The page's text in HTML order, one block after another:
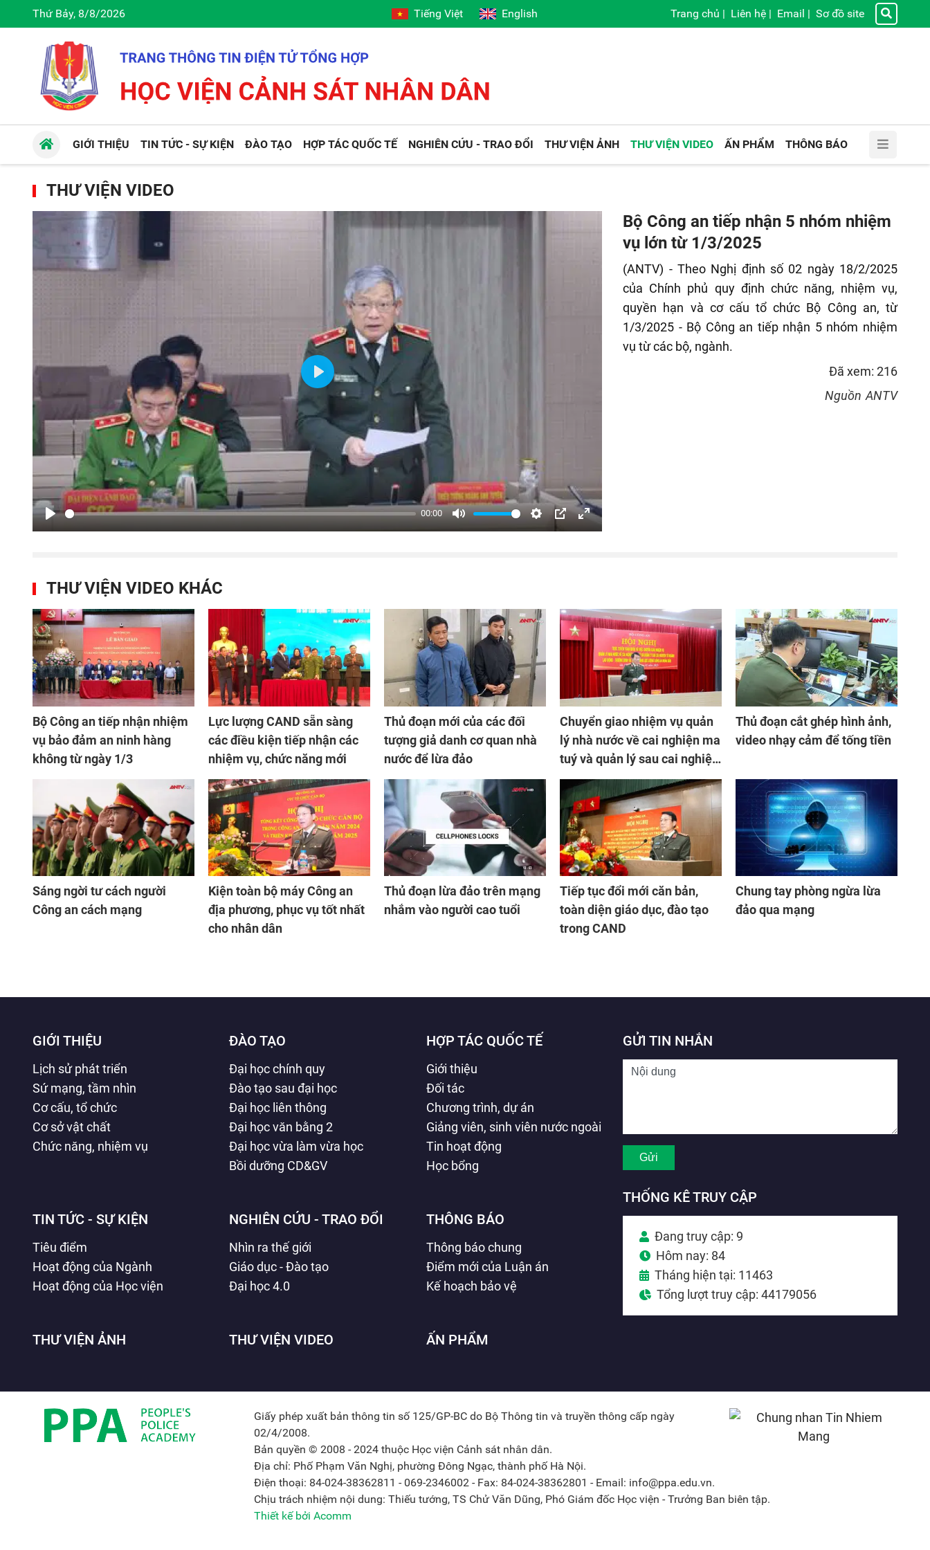
Thứ Bảy, 8/8/2026 Tiếng Việt English Trang chủ | Liên hệ | Email | Sơ đồ site
GIỚI THIỆU TIN TỨC - SỰ KIỆN ĐÀO TẠO HỢP TÁC QUỐC TẾ NGHIÊN CỨU - TRAO ĐỔI THƯ VIỆN ẢNH THƯ VIỆN VIDEO ẤN PHẨM THÔNG BÁO
THƯ VIỆN VIDEO
Play
00:00
Mute Settings
PIP Enter
Play
Bộ Công an tiếp nhận 5 nhóm nhiệm
vụ lớn từ 1/3/2025
(ANTV) - Theo Nghị định số 02 ngày 18/2/2025
của Chính phủ quy định chức năng, nhiệm vụ,
quyền hạn và cơ cấu tổ chức Bộ Công an, từ
1/3/2025 - Bộ Công an tiếp nhận 5 nhóm nhiệm
vụ từ các bộ, ngành.
Đã xem: 216
Nguồn ANTV
THƯ VIỆN VIDEO KHÁC
Bộ Công an tiếp nhận nhiệm
vụ bảo đảm an ninh hàng
không từ ngày 1/3
Lực lượng CAND sẵn sàng
các điều kiện tiếp nhận các
nhiệm vụ, chức năng mới
Thủ đoạn mới của các đối
tượng giả danh cơ quan nhà
nước để lừa đảo
Chuyển giao nhiệm vụ quản
lý nhà nước về cai nghiện ma
tuý và quản lý sau cai nghiện
ma tuý
Thủ đoạn cắt ghép hình ảnh,
video nhạy cảm để tống tiền
Sáng ngời tư cách người
Công an cách mạng
Kiện toàn bộ máy Công an
địa phương, phục vụ tốt nhất
cho nhân dân
Thủ đoạn lừa đảo trên mạng
nhắm vào người cao tuổi
Tiếp tục đổi mới căn bản,
toàn diện giáo dục, đào tạo
trong CAND
Chung tay phòng ngừa lừa
đảo qua mạng
GIỚI THIỆU
Lịch sử phát triển
Sứ mạng, tầm nhìn
Cơ cấu, tổ chức
Cơ sở vật chất
Chức năng, nhiệm vụ
ĐÀO TẠO
Đại học chính quy
Đào tạo sau đại học
Đại học liên thông
Đại học văn bằng 2
Đại học vừa làm vừa học
Bồi dưỡng CD&GV
HỢP TÁC QUỐC TẾ
Giới thiệu
Đối tác
Chương trình, dự án
Giảng viên, sinh viên nước ngoài
Tin hoạt động
Học bổng
TIN TỨC - SỰ KIỆN
Tiêu điểm
Hoạt động của Ngành
Hoạt động của Học viện
NGHIÊN CỨU - TRAO ĐỔI
Nhìn ra thế giới
Giáo dục - Đào tạo
Đại học 4.0
THÔNG BÁO
Thông báo chung
Điểm mới của Luận án
Kế hoạch bảo vệ
THƯ VIỆN ẢNH THƯ VIỆN VIDEO ẤN PHẨM
GỬI TIN NHẮN
THỐNG KÊ TRUY CẬP
Đang truy cập: 9
Hôm nay: 84
Tháng hiện tại: 11463
Tổng lượt truy cập: 44179056
Giấy phép xuất bản thông tin số 125/GP-BC do Bộ Thông tin và truyền thông cấp ngày
02/4/2008.
Bản quyền © 2008 - 2024 thuộc Học viện Cảnh sát nhân dân.
Địa chỉ: Phố Phạm Văn Nghị, phường Đông Ngạc, thành phố Hà Nội.
Điện thoại: 84-024-38362811 - 069-2346002 - Fax: 84-024-38362801 - Email: info@ppa.edu.vn.
Chịu trách nhiệm nội dung: Thiếu tướng, TS Chử Văn Dũng, Phó Giám đốc Học viện - Trưởng Ban biên tập.
Thiết kế bởi Acomm